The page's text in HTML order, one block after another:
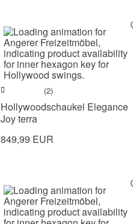
(2)
Hollywoodschaukel Elegance
Joy terra
849,99 EUR